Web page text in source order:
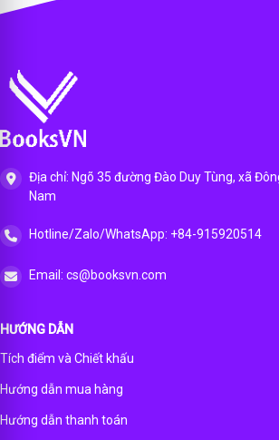
Địa chỉ: Ngõ 35 đường Đào Duy Tùng, xã
Nam
Hotline/Zalo/WhatsApp: +84-915920514
Email: cs@booksvn.com
HƯỚNG DẪN
Tích điểm và Chiết khấu
Hướng dẫn mua hàng
Hướng dẫn thanh toán